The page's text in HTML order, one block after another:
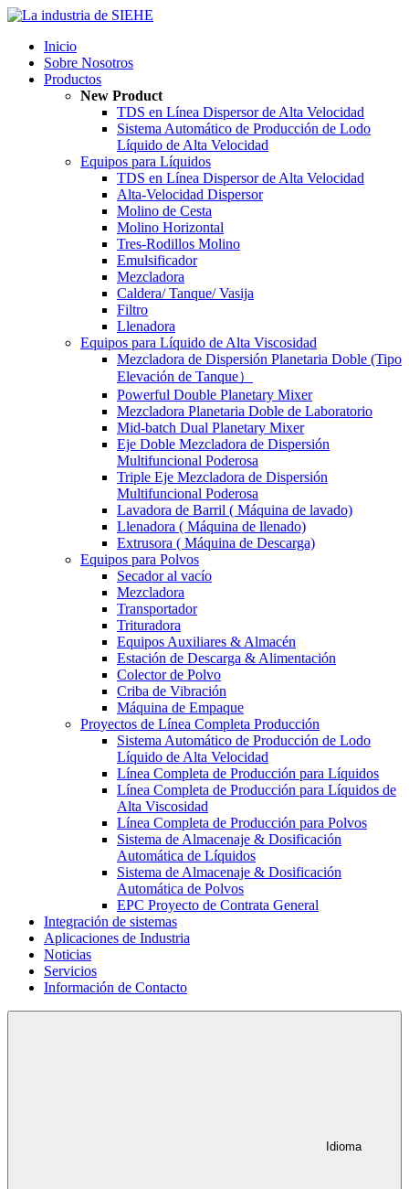
Inicio
Sobre Nosotros
Productos
New Product
TDS en Línea Dispersor de Alta Velocidad
Sistema Automático de Producción de Lodo
Líquido de Alta Velocidad
Equipos para Líquidos
TDS en Línea Dispersor de Alta Velocidad
Alta-Velocidad Dispersor
Molino de Cesta
Molino Horizontal
Tres-Rodillos Molino
Emulsificador
Mezcladora
Caldera/ Tanque/ Vasija
Filtro
Llenadora
Equipos para Líquido de Alta Viscosidad
Mezcladora de Dispersión Planetaria Doble (Tipo
Elevación de Tanque）
Powerful Double Planetary Mixer
Mezcladora Planetaria Doble de Laboratorio
Mid-batch Dual Planetary Mixer
Eje Doble Mezcladora de Dispersión
Multifuncional Poderosa
Triple Eje Mezcladora de Dispersión
Multifuncional Poderosa
Lavadora de Barril ( Máquina de lavado)
Llenadora ( Máquina de llenado)
Extrusora ( Máquina de Descarga)
Equipos para Polvos
Secador al vacío
Mezcladora
Transportador
Trituradora
Equipos Auxiliares & Almacén
Estación de Descarga & Alimentación
Colector de Polvo
Criba de Vibración
Máquina de Empaque
Proyectos de Línea Completa Producción
Sistema Automático de Producción de Lodo
Líquido de Alta Velocidad
Línea Completa de Producción para Líquidos
Línea Completa de Producción para Líquidos de
Alta Viscosidad
Línea Completa de Producción para Polvos
Sistema de Almacenaje & Dosificación
Automática de Líquidos
Sistema de Almacenaje & Dosificación
Automática de Polvos
EPC Proyecto de Contrata General
Integración de sistemas
Aplicaciones de Industria
Noticias
Servicios
Información de Contacto
Idioma